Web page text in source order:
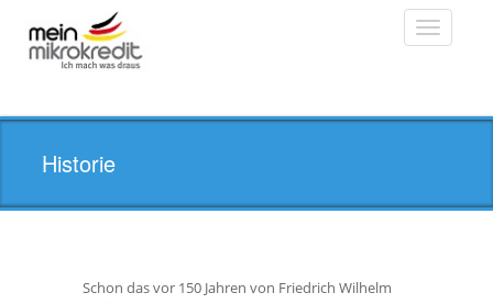
Toggle
Historie
Schon das vor 150 Jahren von Friedrich Wilhelm